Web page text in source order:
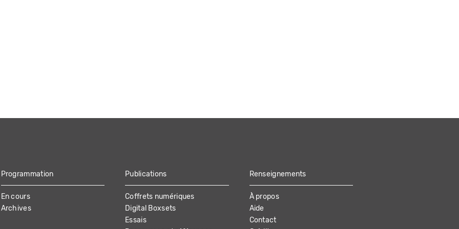
Programmation
En cours
Archives
Publications
Coffrets numériques
Digital Boxsets
Essais
Renseignements
À propos
Aide
Contact